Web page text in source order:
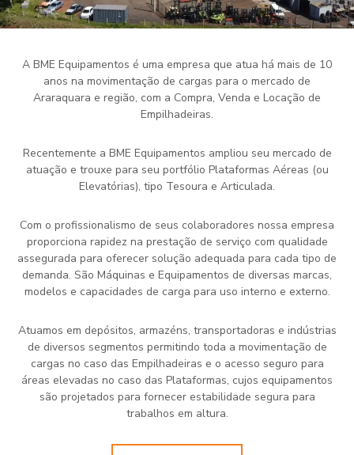
A BME Equipamentos é uma empresa que atua há mais de 10
anos na movimentação de cargas para o mercado de
Araraquara e região, com a Compra, Venda e Locação de
Empilhadeiras.
Recentemente a BME Equipamentos ampliou seu mercado de
atuação e trouxe para seu portfólio Plataformas Aéreas (ou
Elevatórias), tipo Tesoura e Articulada.
Com o profissionalismo de seus colaboradores nossa empresa
proporciona rapidez na prestação de serviço com qualidade
assegurada para oferecer solução adequada para cada tipo de
demanda. São Máquinas e Equipamentos de diversas marcas,
modelos e capacidades de carga para uso interno e externo.
Atuamos em depósitos, armazéns, transportadoras e indústrias
de diversos segmentos permitindo toda a movimentação de
cargas no caso das Empilhadeiras e o acesso seguro para
áreas elevadas no caso das Plataformas, cujos equipamentos
são projetados para fornecer estabilidade segura para
trabalhos em altura.